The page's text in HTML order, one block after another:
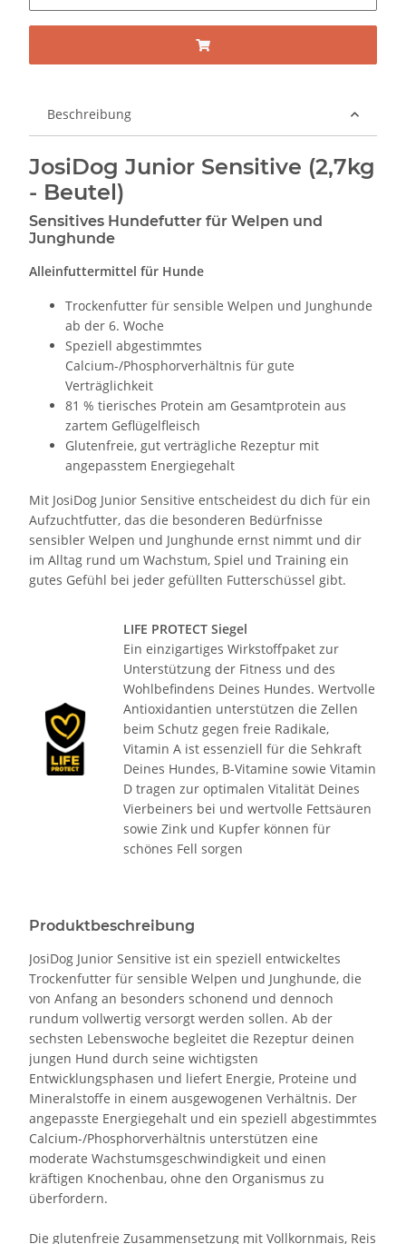
Beschreibung
JosiDog Junior Sensitive (2,7kg
- Beutel)
Sensitives Hundefutter für Welpen und
Junghunde
Alleinfuttermittel für Hunde
Trockenfutter für sensible Welpen und Junghunde
ab der 6. Woche
Speziell abgestimmtes
Calcium-/Phosphorverhältnis für gute
Verträglichkeit
81 % tierisches Protein am Gesamtprotein aus
zartem Geflügelfleisch
Glutenfreie, gut verträgliche Rezeptur mit
angepasstem Energiegehalt
Mit JosiDog Junior Sensitive entscheidest du dich für ein
Aufzuchtfutter, das die besonderen Bedürfnisse
sensibler Welpen und Junghunde ernst nimmt und dir
im Alltag rund um Wachstum, Spiel und Training ein
gutes Gefühl bei jeder gefüllten Futterschüssel gibt.
LIFE PROTECT Siegel
Ein einzigartiges Wirkstoffpaket zur
Unterstützung der Fitness und des
Wohlbefindens Deines Hundes. Wertvolle
Antioxidantien unterstützen die Zellen
beim Schutz gegen freie Radikale,
Vitamin A ist essenziell für die Sehkraft
Deines Hundes, B-Vitamine sowie Vitamin
D tragen zur optimalen Vitalität Deines
Vierbeiners bei und wertvolle Fettsäuren
sowie Zink und Kupfer können für
schönes Fell sorgen
Produktbeschreibung
JosiDog Junior Sensitive ist ein speziell entwickeltes
Trockenfutter für sensible Welpen und Junghunde, die
von Anfang an besonders schonend und dennoch
rundum vollwertig versorgt werden sollen. Ab der
sechsten Lebenswoche begleitet die Rezeptur deinen
jungen Hund durch seine wichtigsten
Entwicklungsphasen und liefert Energie, Proteine und
Mineralstoffe in einem ausgewogenen Verhältnis. Der
angepasste Energiegehalt und ein speziell abgestimmtes
Calcium-/Phosphorverhältnis unterstützen eine
moderate Wachstumsgeschwindigkeit und einen
kräftigen Knochenbau, ohne den Organismus zu
überfordern.
Die glutenfreie Zusammensetzung mit Vollkornmais, Reis